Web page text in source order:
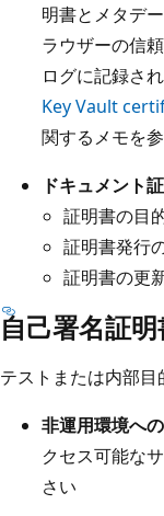
明書とメタデ
ラウザーの信
ログに記録さ
Key Vault
関するメモを
ドキュメント
証明書の目
証明書発行
証明書の更
自己署名証
テストまたは内部
非運用環境へ
クセス可能な
さい